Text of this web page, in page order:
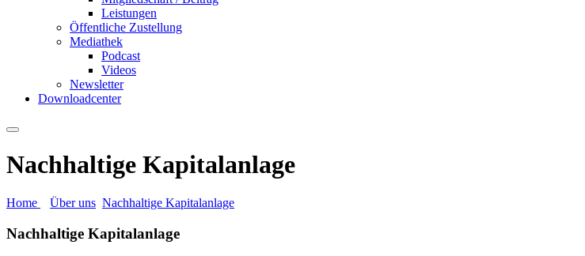
Leistungen
Öffentliche Zustellung
Mediathek
Podcast
Videos
Newsletter
Downloadcenter
Nachhaltige Kapitalanlage
Home Über uns Nachhaltige Kapitalanlage
Nachhaltige Kapitalanlage